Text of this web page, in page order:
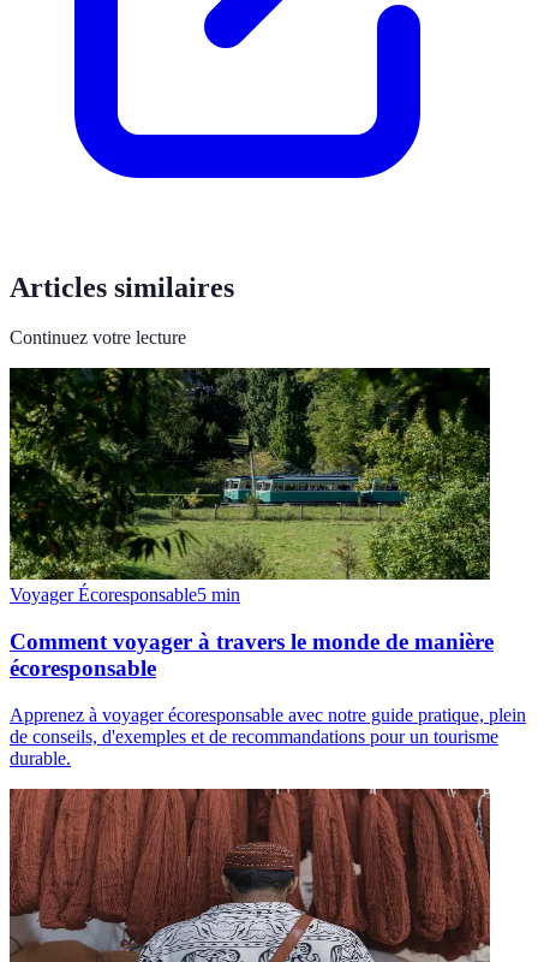
Articles similaires
Continuez votre lecture
Voyager Écoresponsable5 min
Comment voyager à travers le monde de manière
écoresponsable
Apprenez à voyager écoresponsable avec notre guide pratique, plein
de conseils, d'exemples et de recommandations pour un tourisme
durable.